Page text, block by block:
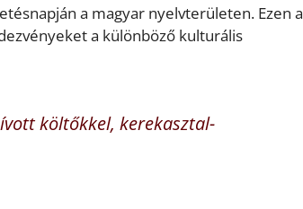
a magyar nyelvterületen. Ezen a
a különböző kulturális
költőkkel, kerekasztal-